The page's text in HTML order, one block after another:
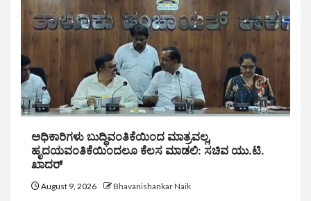
ಅಧಿಕಾರಿಗಳು ಬುದ್ಧಿವಂತಿಕೆಯಿಂದ ಮಾತ್ರವಲ್ಲ,
ಹೃದಯವಂತಿಕೆಯಿಂದಲೂ ಕೆಲಸ ಮಾಡಲಿ: ಸಚಿವ ಯು.ಟಿ.
ಖಾದರ್
August 9, 2026 Bhavanishankar Naik